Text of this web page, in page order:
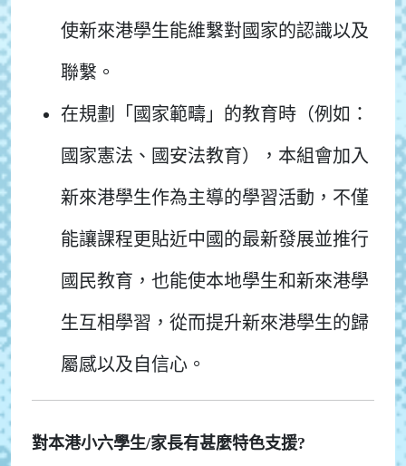
使新來港學生能維繫對國家的認識以及
聯繫。
在規劃「國家範疇」的教育時（例如：
國家憲法、國安法教育），本組會加入
新來港學生作為主導的學習活動，不僅
能讓課程更貼近中國的最新發展並推行
國民教育，也能使本地學生和新來港學
生互相學習，從而提升新來港學生的歸
屬感以及自信心。
對本港小六學生/家長有甚麼特色支援?